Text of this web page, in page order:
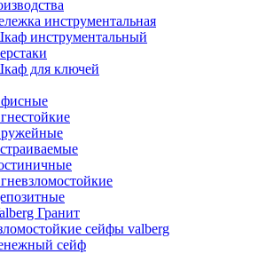
инструментальная
инструментальный
для ключей
Гранит
сейфы valberg
сейф